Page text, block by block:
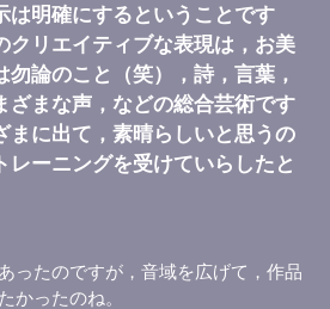
は明確にするということです
クリエイティブな表現は，お美
勿論のこと（笑），詩，言葉，
ざまな声，などの総合芸術です
まに出て，素晴らしいと思うの
レーニングを受けていらしたと
ったのですが，音域を広げて，作品
かったのね。